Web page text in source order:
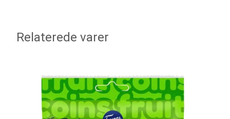
Relaterede varer